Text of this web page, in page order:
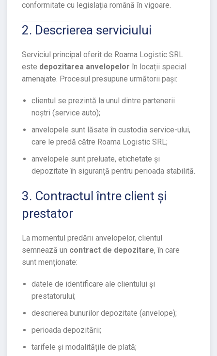
conformitate cu legislația română în vigoare.
2. Descrierea serviciului
Serviciul principal oferit de Roama Logistic SRL
este depozitarea anvelopelor în locații special
amenajate. Procesul presupune următorii pași:
clientul se prezintă la unul dintre partenerii
noștri (service auto);
anvelopele sunt lăsate în custodia service-ului,
care le predă către Roama Logistic SRL;
anvelopele sunt preluate, etichetate și
depozitate în siguranță pentru perioada stabilită.
3. Contractul între client și
prestator
La momentul predării anvelopelor, clientul
semnează un contract de depozitare, în care
sunt menționate:
datele de identificare ale clientului și
prestatorului;
descrierea bunurilor depozitate (anvelope);
perioada depozitării;
tarifele și modalitățile de plată;